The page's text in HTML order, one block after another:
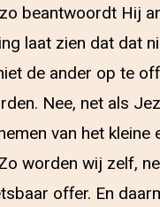
beantwoordt Hij
laat zien dat dat
de ander op te
Nee, net als
van het kleine
worden wij zelf,
offer. En